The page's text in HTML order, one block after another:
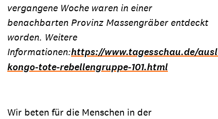
vergangene Woche waren in einer
benachbarten Provinz Massengräber entdeckt
worden. Weitere
Informationen:https://www.tagesschau.de/
kongo-tote-rebellengruppe-101.html
Wir beten für die Menschen in der